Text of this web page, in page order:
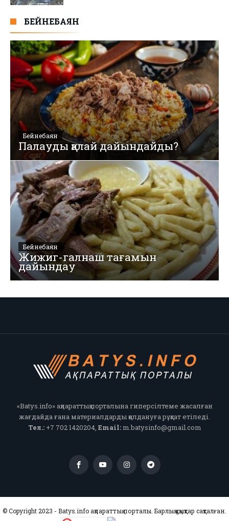
БЕЙНЕБАЯН
Бейнебаян
Палауды қалай дайындайды?
Бейнебаян
Жижиг-галнаш тағамын
дайындау
«Batys.info» ақпараттық порталына гиперсілтеме жасалған
жағдайда ғана материалдарды қолдануға рұқсат етіледі.
Тел.:+7 702 1420204, Email:m.batysinfo@gmail.com
© Copyright 2023 - Batys.info ақпараттық порталы. Барлық құқықтар сақталған.